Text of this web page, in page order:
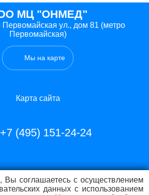
МЦ "ОНМЕД"
ул., дом 81 (метро
Первомайская)
Мы на карте
Карта сайта
+7 (495) 151-24-24
Вы соглашаетесь с осуществлением
данных с использованием